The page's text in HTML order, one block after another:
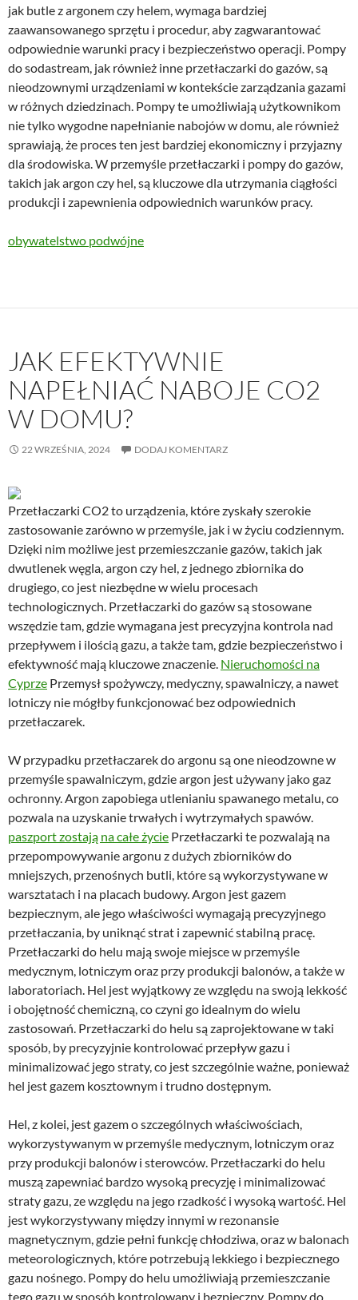
jak butle z argonem czy helem, wymaga bardziej
zaawansowanego sprzętu i procedur, aby zagwarantować
odpowiednie warunki pracy i bezpieczeństwo operacji. Pompy
do sodastream, jak również inne przetłaczarki do gazów, są
nieodzownymi urządzeniami w kontekście zarządzania gazami
w różnych dziedzinach. Pompy te umożliwiają użytkownikom
nie tylko wygodne napełnianie nabojów w domu, ale również
sprawiają, że proces ten jest bardziej ekonomiczny i przyjazny
dla środowiska. W przemyśle przetłaczarki i pompy do gazów,
takich jak argon czy hel, są kluczowe dla utrzymania ciągłości
produkcji i zapewnienia odpowiednich warunków pracy.
obywatelstwo podwójne
JAK EFEKTYWNIE
NAPEŁNIAĆ NABOJE CO2
W DOMU?
22 WRZEŚNIA, 2024 DODAJ KOMENTARZ
Przetłaczarki CO2 to urządzenia, które zyskały szerokie
zastosowanie zarówno w przemyśle, jak i w życiu codziennym.
Dzięki nim możliwe jest przemieszczanie gazów, takich jak
dwutlenek węgla, argon czy hel, z jednego zbiornika do
drugiego, co jest niezbędne w wielu procesach
technologicznych. Przetłaczarki do gazów są stosowane
wszędzie tam, gdzie wymagana jest precyzyjna kontrola nad
przepływem i ilością gazu, a także tam, gdzie bezpieczeństwo i
efektywność mają kluczowe znaczenie. Nieruchomości na
Cyprze Przemysł spożywczy, medyczny, spawalniczy, a nawet
lotniczy nie mógłby funkcjonować bez odpowiednich
przetłaczarek.
W przypadku przetłaczarek do argonu są one nieodzowne w
przemyśle spawalniczym, gdzie argon jest używany jako gaz
ochronny. Argon zapobiega utlenianiu spawanego metalu, co
pozwala na uzyskanie trwałych i wytrzymałych spawów.
paszport zostają na całe życie Przetłaczarki te pozwalają na
przepompowywanie argonu z dużych zbiorników do
mniejszych, przenośnych butli, które są wykorzystywane w
warsztatach i na placach budowy. Argon jest gazem
bezpiecznym, ale jego właściwości wymagają precyzyjnego
przetłaczania, by uniknąć strat i zapewnić stabilną pracę.
Przetłaczarki do helu mają swoje miejsce w przemyśle
medycznym, lotniczym oraz przy produkcji balonów, a także w
laboratoriach. Hel jest wyjątkowy ze względu na swoją lekkość
i obojętność chemiczną, co czyni go idealnym do wielu
zastosowań. Przetłaczarki do helu są zaprojektowane w taki
sposób, by precyzyjnie kontrolować przepływ gazu i
minimalizować jego straty, co jest szczególnie ważne, ponieważ
hel jest gazem kosztownym i trudno dostępnym.
Hel, z kolei, jest gazem o szczególnych właściwościach,
wykorzystywanym w przemyśle medycznym, lotniczym oraz
przy produkcji balonów i sterowców. Przetłaczarki do helu
muszą zapewniać bardzo wysoką precyzję i minimalizować
straty gazu, ze względu na jego rzadkość i wysoką wartość. Hel
jest wykorzystywany między innymi w rezonansie
magnetycznym, gdzie pełni funkcję chłodziwa, oraz w balonach
meteorologicznych, które potrzebują lekkiego i bezpiecznego
gazu nośnego. Pompy do helu umożliwiają przemieszczanie
tego gazu w sposób kontrolowany i bezpieczny. Pompy do